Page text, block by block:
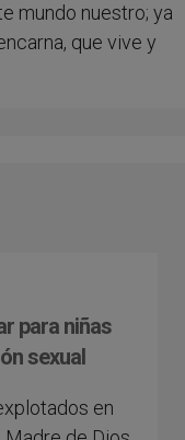
mundo nuestro; ya
que vive y
para niñas
sexual
en